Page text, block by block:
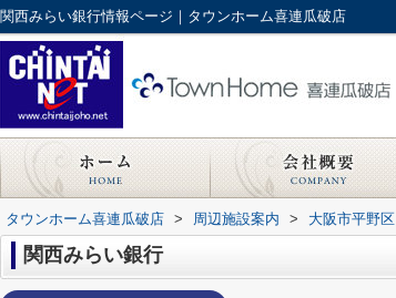
関西みらい銀行情報ページ｜タウンホーム喜連瓜破店
タウンホーム喜連瓜破店 > 周辺施設案内 > 大阪市平野区
関西みらい銀行